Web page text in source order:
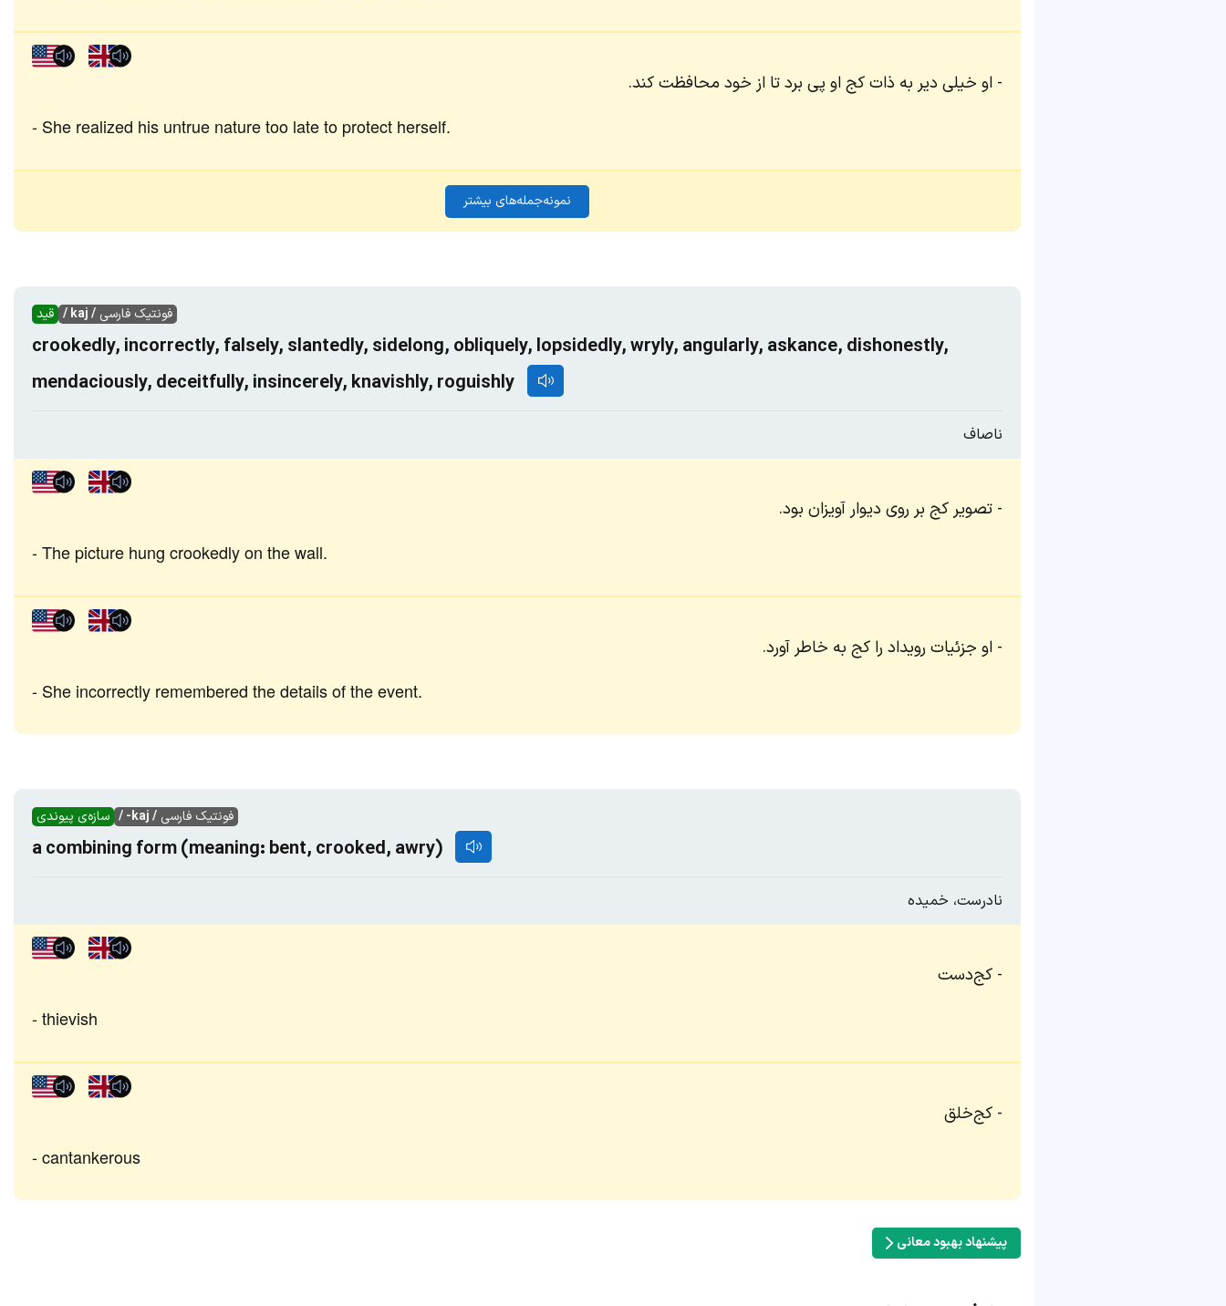
او خیلی دیر به ذات کج او پی برد تا از خود محافظت کند.
She realized his untrue nature too late to protect herself.
نمونه‌جمله‌های بیشتر
قید فونتیک فارسی / kaj /
crookedly, incorrectly, falsely, slantedly, sidelong, obliquely, lopsidedly, wryly, angularly, askance, dishonestly,
mendaciously, deceitfully, insincerely, knavishly, roguishly
ناصاف
تصویر کج بر روی دیوار آویزان بود.
The picture hung crookedly on the wall.
او جزئیات رویداد را کج به خاطر آورد.
She incorrectly remembered the details of the event.
سازه‌ی پیوندی فونتیک فارسی / kaj- /
a combining form (meaning: bent, crooked, awry)
نادرست، خمیده
کج‌دست
thievish
کج‌خلق
cantankerous
پیشنهاد بهبود معانی